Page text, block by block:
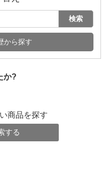
検索
から探す
か?
商品を探す
する